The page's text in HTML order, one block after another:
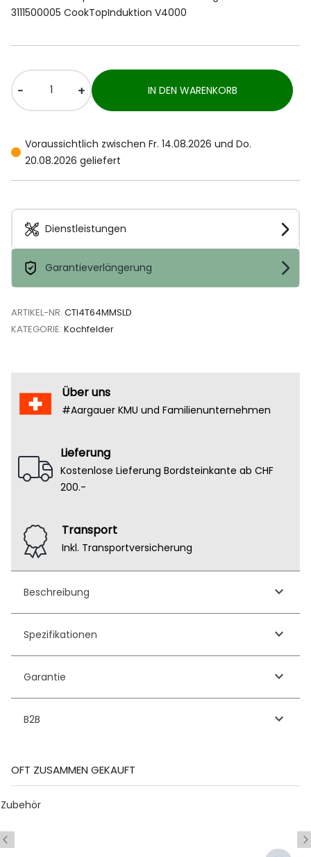
3111500005 CookTopInduktion V4000
- + IN DEN WARENKORB
Voraussichtlich zwischen Fr. 14.08.2026 und Do.
20.08.2026 geliefert
Dienstleistungen
Garantieverlängerung
ARTIKEL-NR. CTI4T64MMSLD
KATEGORIE: Kochfelder
Über uns
#Aargauer KMU und Familienunternehmen
Lieferung
Kostenlose Lieferung Bordsteinkante ab CHF
200.-
Transport
Inkl. Transportversicherung
Beschreibung keyboard_arrow_down
Spezifikationen keyboard_arrow_down
Garantie keyboard_arrow_down
B2B keyboard_arrow_down
OFT ZUSAMMEN GEKAUFT
Zubehör